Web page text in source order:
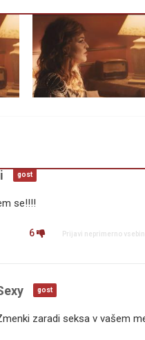
gost
se!!!!
6 Prijavi neprimerno
gost
zaradi seksa v